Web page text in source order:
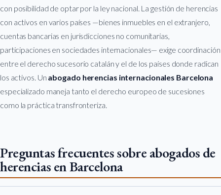
con posibilidad de optar por la ley nacional. La gestión de herencias
con activos en varios países —bienes inmuebles en el extranjero,
cuentas bancarias en jurisdicciones no comunitarias,
participaciones en sociedades internacionales— exige coordinación
entre el derecho sucesorio catalán y el de los países donde radican
los activos. Un abogado herencias internacionales Barcelona
especializado maneja tanto el derecho europeo de sucesiones
como la práctica transfronteriza.
Preguntas frecuentes sobre abogados de
herencias en Barcelona